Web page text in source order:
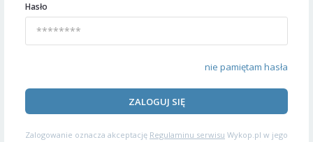
Hasło
nie pamiętam hasła
ZALOGUJ SIĘ
Zalogowanie oznacza akceptację Regulaminu serwisu Wykop.pl w jego